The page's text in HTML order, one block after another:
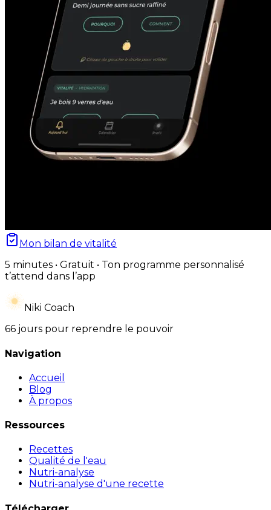
Mon bilan de vitalité
5 minutes • Gratuit • Ton programme personnalisé
t’attend dans l’app
Niki Coach
66 jours pour reprendre le pouvoir
Navigation
Accueil
Blog
À propos
Ressources
Recettes
Qualité de l'eau
Nutri-analyse
Nutri-analyse d'une recette